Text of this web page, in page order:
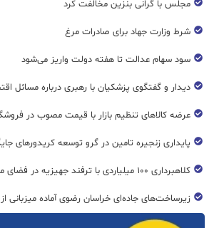
مجلس با گرانی بنزین مخالفت کرد
شرط وزارت جهاد برای صادرات مرغ
سود سهام عدالت تا هفته دولت واریز می‌شود
دیدار و گفتگوی پزشکیان با رهبری درباره مسائل
عرضه کالاهای تنظیم بازار با قیمت مصوب در
پایداری زنجیره تامین در گرو توسعه کریدورهای
کلاهبرداری ۱۰۰ میلیاردی با ترفند جهیزیه در فضای مجازی
زیرساخت‌های جاده‌ای خراسان رضوی آماده میزبانی